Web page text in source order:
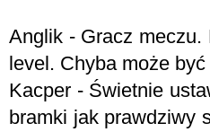
Anglik - Gracz meczu.
level. Chyba może
Kacper - Świetnie
bramki jak prawdziwy